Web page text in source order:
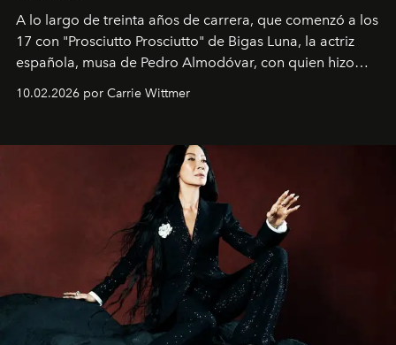
A lo largo de treinta años de carrera, que comenzó a los
17 con "Prosciutto Prosciutto" de Bigas Luna, la actriz
española, musa de Pedro Almodóvar, con quien hizo
Barcelona", ha dividido su tiempo entre Europa y
dirigida por Maggie Gyllenhaal.
10.02.2026 por Carrie Wittmer